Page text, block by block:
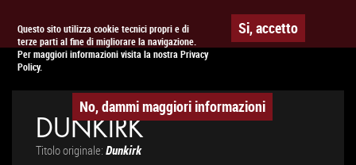
Questo sito utilizza cookie tecnici propri e di
terze parti al fine di migliorare la navigazione.
Per maggiori informazioni visita la nostra Privacy
Policy.
Si, accetto
No, dammi maggiori informazioni
APPUNTAMENTO AL CINEMA
DUNKIRK
Titolo originale: Dunkirk